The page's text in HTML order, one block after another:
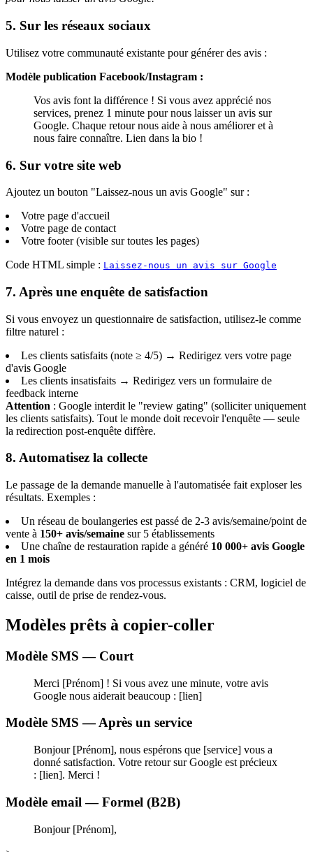
5. Sur les réseaux sociaux
Utilisez votre communauté existante pour générer des avis :
Modèle publication Facebook/Instagram :
Vos avis font la différence ! Si vous avez apprécié nos
services, prenez 1 minute pour nous laisser un avis sur
Google. Chaque retour nous aide à nous améliorer et à
nous faire connaître. Lien dans la bio !
6. Sur votre site web
Ajoutez un bouton "Laissez-nous un avis Google" sur :
Votre page d'accueil
Votre page de contact
Votre footer (visible sur toutes les pages)
Code HTML simple : Laissez-nous un avis sur Google
7. Après une enquête de satisfaction
Si vous envoyez un questionnaire de satisfaction, utilisez-le comme
filtre naturel :
Les clients satisfaits (note ≥ 4/5) → Redirigez vers votre page
d'avis Google
Les clients insatisfaits → Redirigez vers un formulaire de
feedback interne
Attention : Google interdit le "review gating" (solliciter uniquement
les clients satisfaits). Tout le monde doit recevoir l'enquête — seule
la redirection post-enquête diffère.
8. Automatisez la collecte
Le passage de la demande manuelle à l'automatisée fait exploser les
résultats. Exemples :
Un réseau de boulangeries est passé de 2-3 avis/semaine/point de
vente à 150+ avis/semaine sur 5 établissements
Une chaîne de restauration rapide a généré 10 000+ avis Google
en 1 mois
Intégrez la demande dans vos processus existants : CRM, logiciel de
caisse, outil de prise de rendez-vous.
Modèles prêts à copier-coller
Modèle SMS — Court
Merci [Prénom] ! Si vous avez une minute, votre avis
Google nous aiderait beaucoup : [lien]
Modèle SMS — Après un service
Bonjour [Prénom], nous espérons que [service] vous a
donné satisfaction. Votre retour sur Google est précieux
: [lien]. Merci !
Modèle email — Formel (B2B)
Bonjour [Prénom],